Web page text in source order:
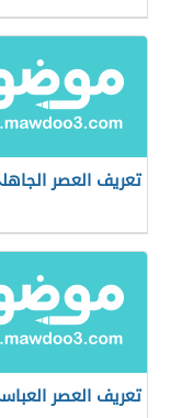
تعريف العصر
تعريف العصر